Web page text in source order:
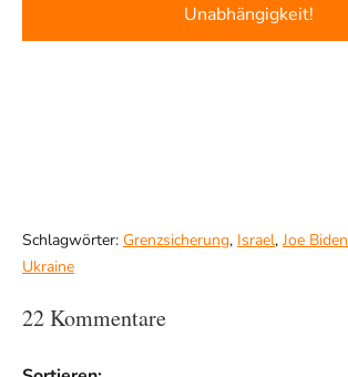
Unabhängigkeit!
Schlagwörter: Grenzsicherung, Israel, Joe Biden
Ukraine
22 Kommentare